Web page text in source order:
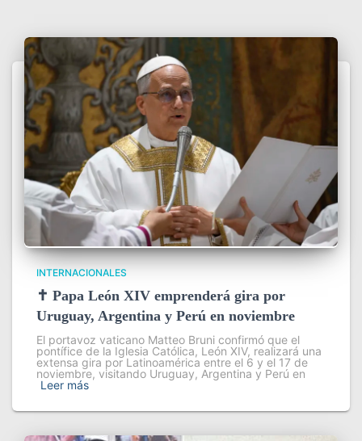
INTERNACIONALES
✝️ Papa León XIV emprenderá gira por
Uruguay, Argentina y Perú en noviembre
El portavoz vaticano Matteo Bruni confirmó que el
pontífice de la Iglesia Católica, León XIV, realizará una
extensa gira por Latinoamérica entre el 6 y el 17 de
noviembre, visitando Uruguay, Argentina y Perú en
Leer más